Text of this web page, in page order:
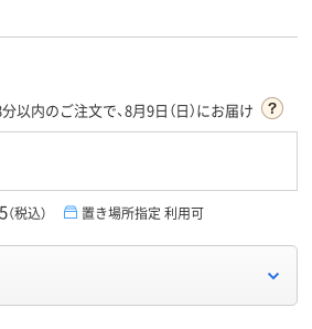
以内のご注文で、8月9日（日）にお届け
（税込） 置き場所指定 利用可